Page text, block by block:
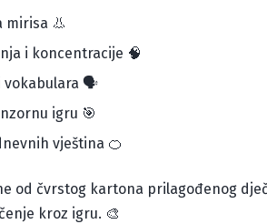
mirisa 👃
i koncentracije 🧠
vokabulara 🗣️
igru 🎯
vještina 🍊
od čvrstog kartona prilagođenog
kroz igru. 🎨